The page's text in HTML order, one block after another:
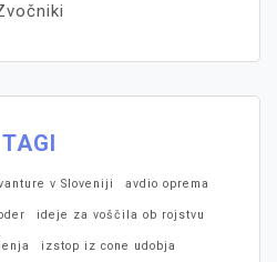
TAGI
v Sloveniji avdio oprema
ideje za voščila ob rojstvu
izstop iz cone udobja